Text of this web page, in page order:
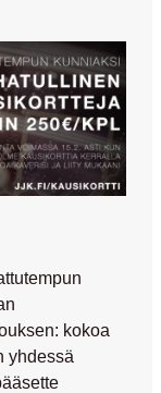
kokoa
yhdessä